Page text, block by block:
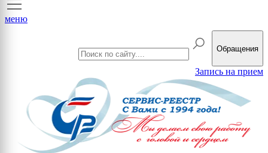
меню
Обращения
Запись на прием